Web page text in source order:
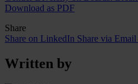
Download as PDF
Share
Share on LinkedIn Share via Email
Written by